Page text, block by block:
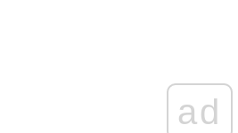
ad